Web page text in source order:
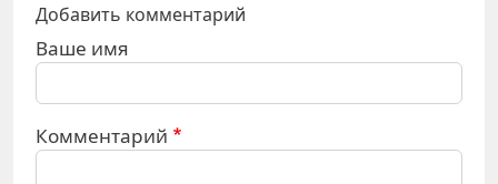
Добавить комментарий
Ваше имя
Комментарий